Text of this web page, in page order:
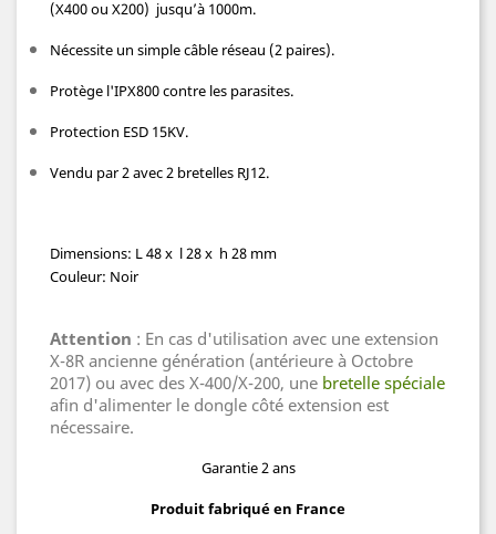
(X400 ou X200) jusqu’à 1000m.
Nécessite un simple câble réseau (2 paires).
Protège l'IPX800 contre les parasites.
Protection ESD 15KV.
Vendu par 2 avec 2 bretelles RJ12.
Dimensions: L 48 x l 28 x h 28 mm
Couleur: Noir
Attention : En cas d'utilisation avec une extension
X-8R ancienne génération (antérieure à Octobre
2017) ou avec des X-400/X-200, une bretelle spéciale
afin d'alimenter le dongle côté extension est
nécessaire.
Garantie 2 ans
Produit fabriqué en France